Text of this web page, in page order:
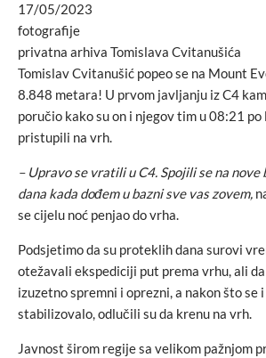
17/05/2023
fotografije
privatna arhiva Tomislava Cvitanušića
Tomislav Cvitanušić popeo se na Mount
8.848 metara! U prvom javljanju iz C4
poručio kako su on i njegov tim u 08:21
pristupili na vrh.
– Upravo se vratili u C4. Spojili se na nove
dana kada dođem u bazni sve vas zovem,
se cijelu noć penjao do vrha.
Podsjetimo da su proteklih dana surovi
otežavali ekspediciji put prema vrhu, ali
izuzetno spremni i oprezni, a nakon što se
stabilizovalo, odlučili su da krenu na vrh.
Javnost širom regije sa velikom pažnjom